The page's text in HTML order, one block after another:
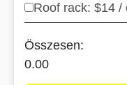
Roof rack: $14 /
Összesen:
0.00